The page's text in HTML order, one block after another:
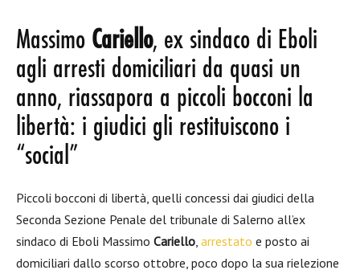
Massimo Cariello, ex sindaco di Eboli
agli arresti domiciliari da quasi un
anno, riassapora a piccoli bocconi la
libertà: i giudici gli restituiscono i
“social”
Piccoli bocconi di libertà, quelli concessi dai giudici della
Seconda Sezione Penale del tribunale di Salerno all’ex
sindaco di Eboli Massimo Cariello, arrestato e posto ai
domiciliari dallo scorso ottobre, poco dopo la sua rielezione